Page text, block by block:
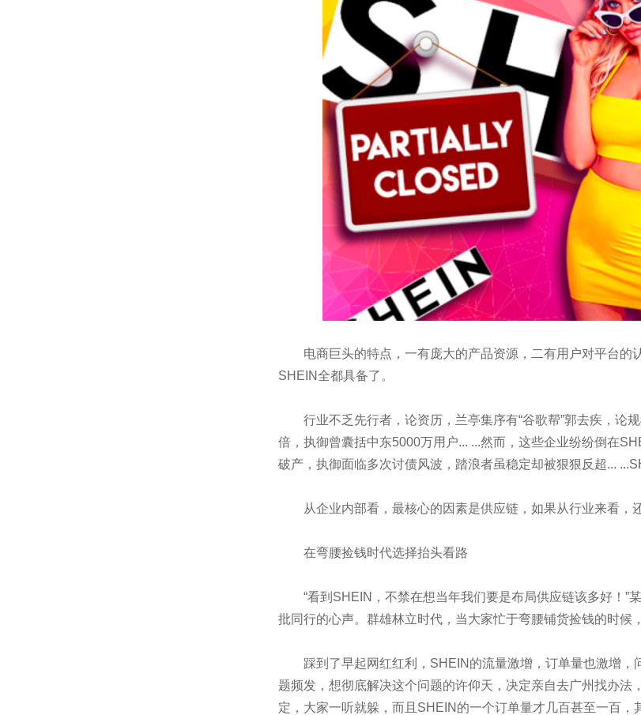
电商巨头的特点，一有庞大的产品资源，二有用户对平台的
SHEIN全都具备了。
行业不乏先行者，论资历，兰亭集序有“谷歌帮”郭去疾，论
倍，执御曾囊括中东5000万用户... ...然而，这些企业纷纷倒在
破产，执御面临多次讨债风波，踏浪者虽稳定却被狠狠反超...
从企业内部看，最核心的因素是供应链，如果从行业来看，还
在弯腰捡钱时代选择抬头看路
“看到SHEIN，不禁在想当年我们要是布局供应链该多好！”
批同行的心声。群雄林立时代，当大家忙于弯腰铺货捡钱的时候
踩到了早起网红红利，SHEIN的流量激增，订单量也激增，
题频发，想彻底解决这个问题的许仰天，决定亲自去广州找办
定，大家一听就躲，而且SHEIN的一个订单量才几百甚至一百